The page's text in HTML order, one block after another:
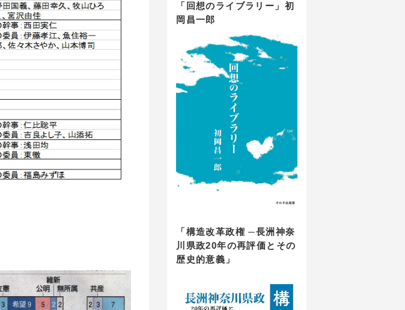
「回想のライブラリー」初
岡昌一郎
「構造改革政権 ─長洲神奈
川県政20年の再評価とその
歴史的意義」